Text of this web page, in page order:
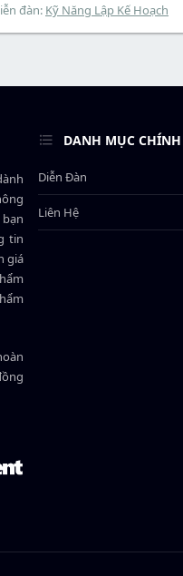
đàn: Kỹ Năng Lập Kế Hoạch
tin
giá
DANH MỤC CHÍNH
Diễn Đàn
Liên Hệ